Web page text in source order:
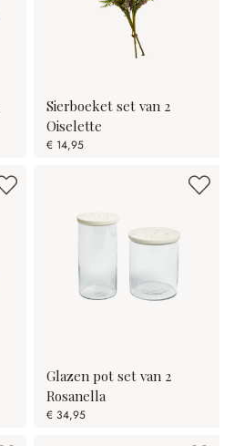
Sierboeket set van 2
Oiselette
€ 14,95
Glazen pot set van 2
Rosanella
€ 34,95